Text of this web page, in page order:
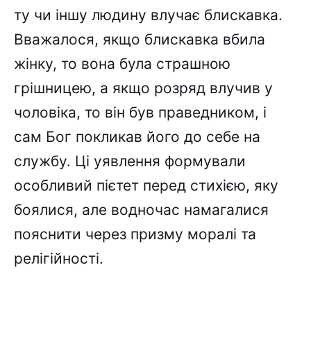
ту чи іншу людину влучає блискавка.
Вважалося, якщо блискавка вбила
жінку, то вона була страшною
грішницею, а якщо розряд влучив у
чоловіка, то він був праведником, і
сам Бог покликав його до себе на
службу. Ці уявлення формували
особливий пієтет перед стихією, яку
боялися, але водночас намагалися
пояснити через призму моралі та
релігійності.